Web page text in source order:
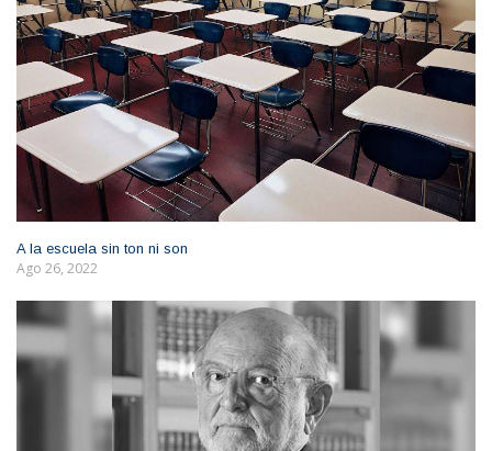
A la escuela sin ton ni son
Ago 26, 2022